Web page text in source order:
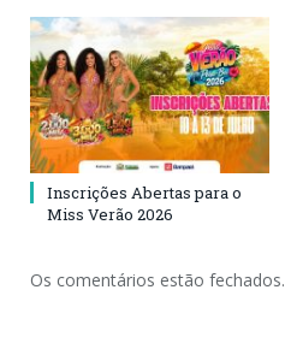
Inscrições Abertas para o
Miss Verão 2026
Os comentários estão fechados.